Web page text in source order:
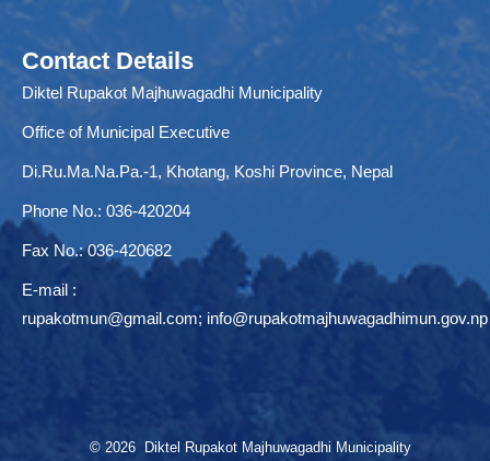
Contact Details
Diktel Rupakot Majhuwagadhi Municipality
Office of Municipal Executive
Di.Ru.Ma.Na.Pa.-1, Khotang, Koshi Province, Nepal
Phone No.: 036-420204
Fax No.: 036-420682
E-mail :
rupakotmun@gmail.com; info@rupakotmajhuwagadhimun.gov.np
© 2026 Diktel Rupakot Majhuwagadhi Municipality